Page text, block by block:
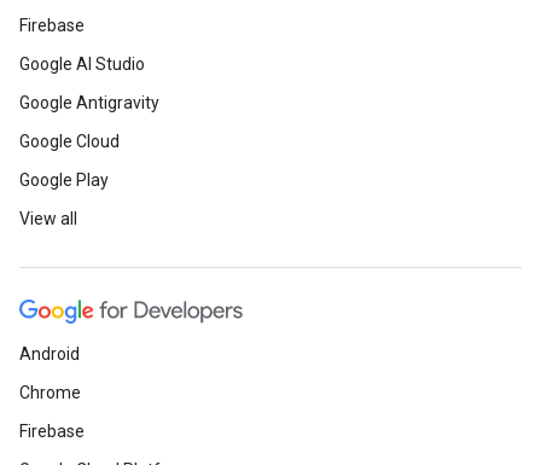
Firebase
Google AI Studio
Google Antigravity
Google Cloud
Google Play
View all
Android
Chrome
Firebase